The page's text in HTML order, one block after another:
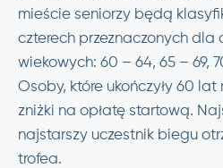
mieście seniorzy będą
czterech przeznaczonych dla
wiekowych: 60 – 64, 65 – 69,
Osoby, które ukończyły 60
zniżki na opłatę startową.
najstarszy uczestnik biegu
trofea.